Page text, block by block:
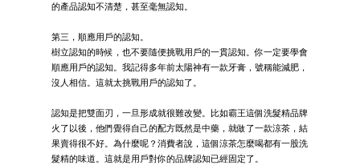
的產品認知不清楚，甚至毫無認知。
第三，順應用戶的認知。
樹立認知的時候，也不要隨便挑戰用戶的一貫認知。你一定要學會
順應用戶的認知。我記得多年前太陽神有一款牙膏，號稱能減肥，
沒人相信。這就太挑戰用戶的認知了。
認知是把雙面刃，一旦形成就很難改變。比如霸王這個洗髮精品牌
火了以後，他們覺得自己的配方既然是中藥，就做了一款涼茶，結
果賣得很不好。為什麼呢？消費者說，這個涼茶怎麼喝都有一股洗
髮精的味道。這就是用戶對你的品牌認知已經固定了。